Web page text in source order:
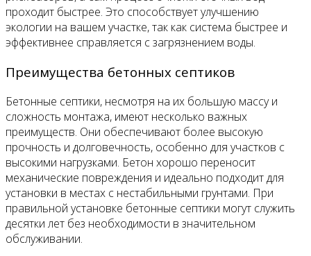
проходит быстрее. Это способствует улучшению
экологии на вашем участке, так как система быстрее и
эффективнее справляется с загрязнением воды.
Преимущества бетонных септиков
Бетонные септики, несмотря на их большую массу и
сложность монтажа, имеют несколько важных
преимуществ. Они обеспечивают более высокую
прочность и долговечность, особенно для участков с
высокими нагрузками. Бетон хорошо переносит
механические повреждения и идеально подходит для
установки в местах с нестабильными грунтами. При
правильной установке бетонные септики могут служить
десятки лет без необходимости в значительном
обслуживании.